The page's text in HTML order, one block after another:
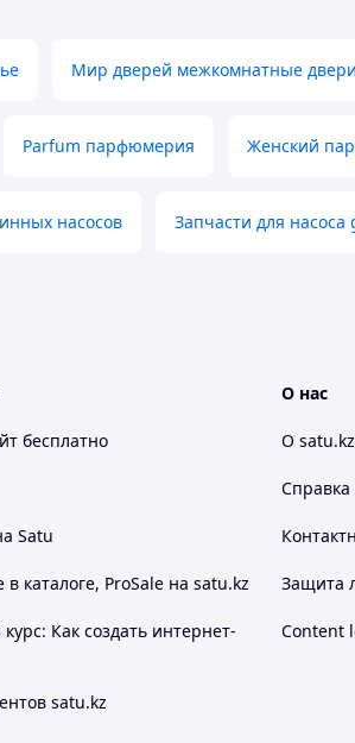
Мир дверей межкомнатные двери
Parfum парфюмерия Женский
насосов Запчасти для насоса
бесплатно
Satu
каталоге, ProSale на satu.kz
Как создать интернет-
satu.kz
О нас
О satu.kz
Справка
Защита
Content